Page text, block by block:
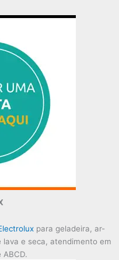
para geladeira, ar-
e seca, atendimento em
ABCD.